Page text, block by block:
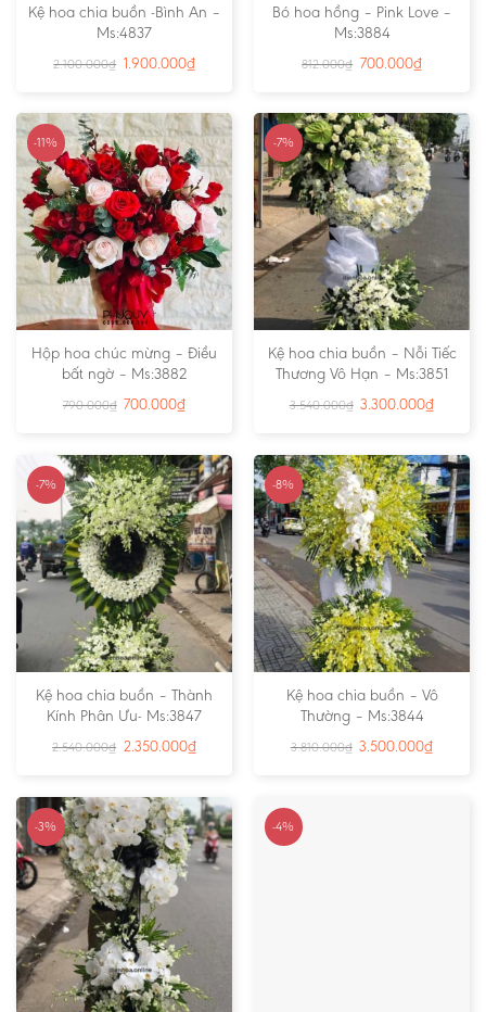
Kệ hoa chia buồn -Bình An –
Ms:4837
2.100.000₫ 1.900.000₫
Bó hoa hồng – Pink Love –
Ms:3884
812.000₫ 700.000₫
-11%
Hộp hoa chúc mừng – Điều
bất ngờ – Ms:3882
790.000₫ 700.000₫
-7%
Kệ hoa chia buồn – Nỗi Tiếc
Thương Vô Hạn – Ms:3851
3.540.000₫ 3.300.000₫
-7%
Kệ hoa chia buồn – Thành
Kính Phân Ưu- Ms:3847
2.540.000₫ 2.350.000₫
-8%
Kệ hoa chia buồn – Vô
Thường – Ms:3844
3.810.000₫ 3.500.000₫
-3% -4%